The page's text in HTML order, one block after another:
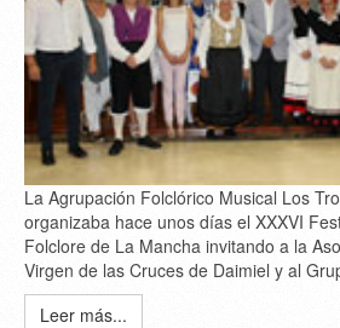
La Agrupación Folclórico Musical Los
organizaba hace unos días el XXXVI
Folclore de La Mancha invitando a la
Virgen de las Cruces de Daimiel y al
Leer más...